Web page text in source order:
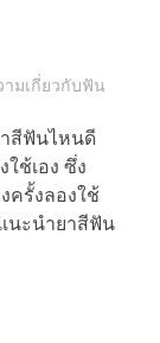
มเกี่ยวกับฟัน
สีฟันไหนดี
ช้เอง ซึ่ง
ครั้งลองใช้
นะนำยาสีฟัน